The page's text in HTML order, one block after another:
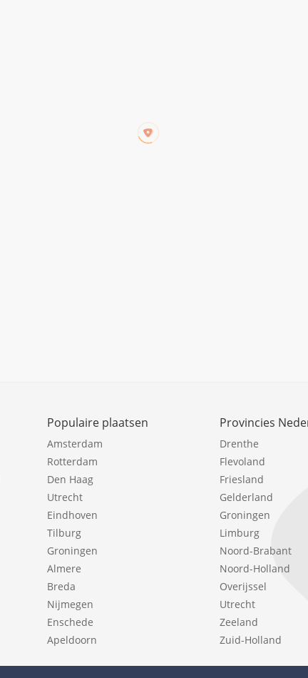
Populaire plaatsen
Amsterdam
Rotterdam
Den Haag
Utrecht
Eindhoven
Tilburg
Groningen
Almere
Breda
Nijmegen
Enschede
Apeldoorn
Provincies
Drenthe
Flevoland
Friesland
Gelderland
Groningen
Limburg
Noord-Brabant
Noord-Holland
Overijssel
Utrecht
Zeeland
Zuid-Holland